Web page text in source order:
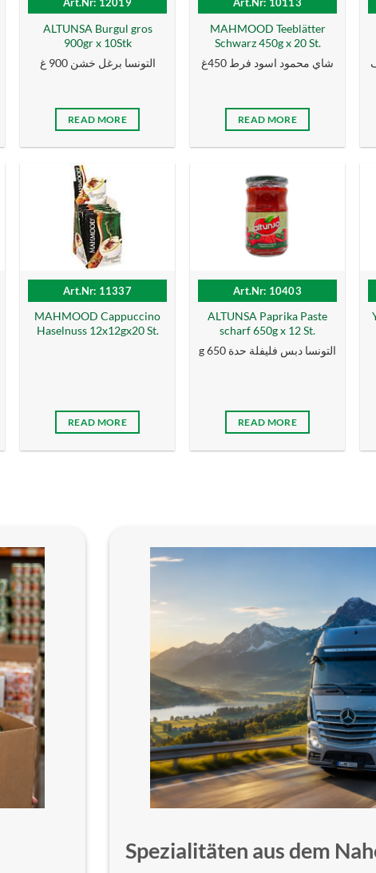
Art.Nr: 12019
ALTUNSA Burgul gros
900gr x 10Stk
التونسا برغل خشن 900 غ
READ MORE
Art.Nr: 10113
MAHMOOD Teeblätter
Schwarz 450g x 20 St.
شاي محمود اسود فرط 450غ
READ MORE
Art.Nr: 11337
MAHMOOD Cappuccino
Haselnuss 12x12gx20 St.
READ MORE
Art.Nr: 10403
ALTUNSA Paprika Paste
scharf 650g x 12 St.
g التونسا دبس فليفلة حدة 650
READ MORE
Spezialitäten aus dem